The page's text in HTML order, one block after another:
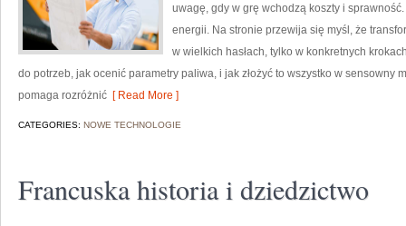
uwagę, gdy w grę wchodzą koszty i
energii. Na stronie przewija się myśl, że
w wielkich hasłach, tylko w konkretnych
do potrzeb, jak ocenić parametry paliwa, i jak złożyć to wszystko w sensowny
pomaga rozróżnić [ Read More ]
CATEGORIES: NOWE TECHNOLOGIE
Francuska historia i dziedzictwo